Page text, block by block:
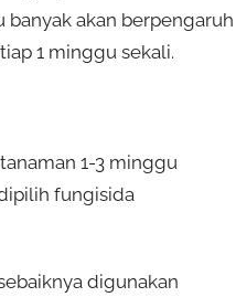
akan berpengaruh
1 minggu sekali.
1-3 minggu
fungisida
digunakan